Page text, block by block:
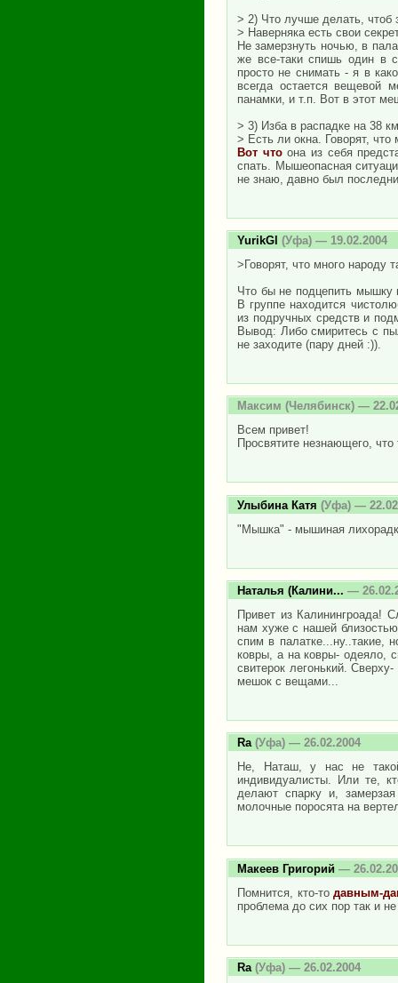
> 2) Что лучше делать, чтоб
> Наверняка есть свои
Не замерзнуть ночью, в
же все-таки спишь один в
просто не снимать - я в
всегда остается вещевой
панамки, и т.п. Вот в этот
> 3) Изба в распадке на 38
> Есть ли окна. Говорят,
Вот чтоона из себя
спать. Мышеопасная
не знаю, давно был
YurikGl (Уфа) — 19.02.2004
>Говорят, что много народу
Что бы не подцепить мышку
В группе находится
из подручных средств и
Вывод: Либо смиритесь с
не заходите (пару дней :)).
Максим (Челябинск) —
Всем привет!
Просвятите незнающего,
Улыбина Катя (Уфа) —
"Мышка" - мышиная
Наталья (Калини... —
Привет из
нам хуже с нашей
спим в палатке...ну..такие,
ковры, а на ковры- одеяло,
свитерок легонький.
мешок с вещами...
Ra(Уфа) — 26.02.2004
Не, Наташ, у нас не
индивидуалисты. Или те,
делают спарку и,
молочные поросята на
Макеев Григорий —
Помнится, кто-тодавным-
проблема до сих пор так и
Ra (Уфа) — 26.02.2004